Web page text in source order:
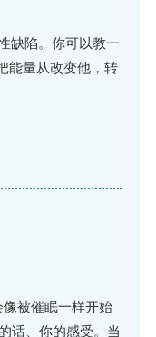
缺陷。你可以教一
能量从改变他，转
像被催眠一样开始
话、你的感受。当